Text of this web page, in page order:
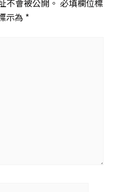
不會被公開。 必填欄位標
示為 *